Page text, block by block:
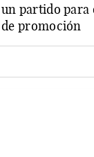
partido
de promoción